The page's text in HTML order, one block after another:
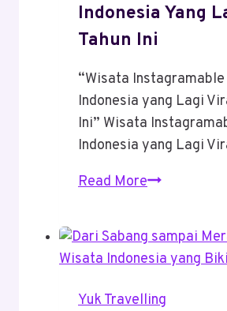
Pengalaman
Indonesia Yang
Tahun Ini
“Wisata
Indonesia yang Lagi
Ini” Wisata
Indonesia yang Lagi
Read MoreWisata
Indonesia
Yang
Lagi
Yuk Travelling